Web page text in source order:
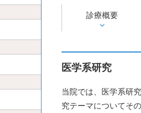
診療の予約
健康診断で精密検査対象の方
紹介状なしで受診される方
診療費の計算とお支払い
高次脳機能障害及びその
関連障害に対する支援普
病院からのお願い
大学病院改革プラン
先
診療概要
医学系研究
当院では、医学系研
究テーマについてそ